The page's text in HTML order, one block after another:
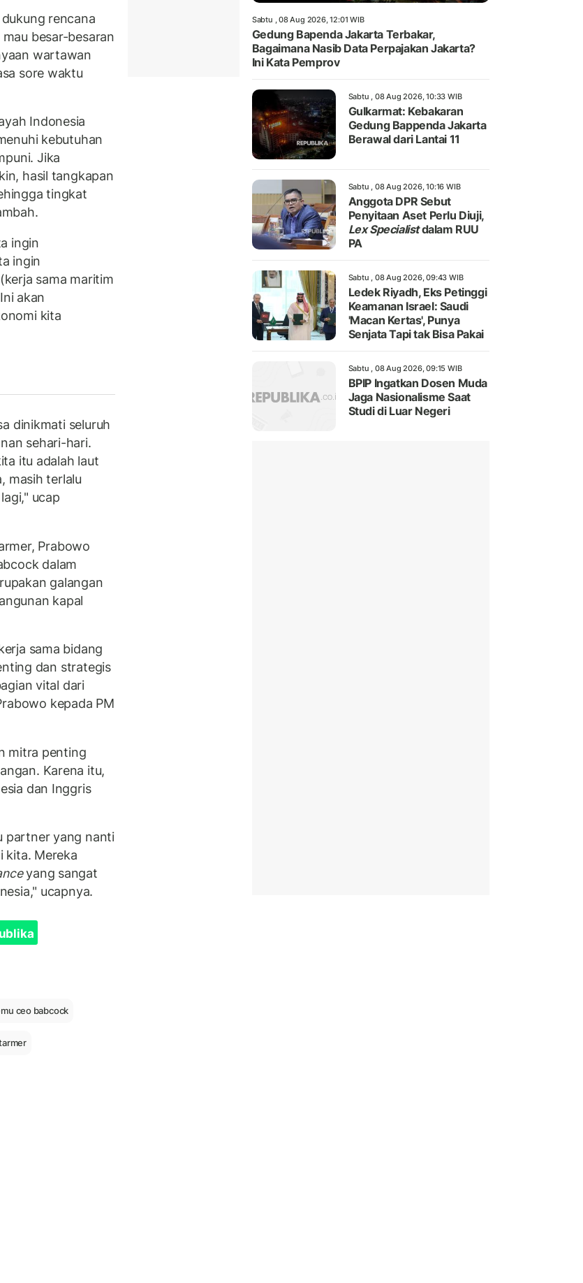
rencana
besar-besaran
wartawan
sore waktu
Indonesia
kebutuhan
Jika
hasil tangkapan
tingkat
ingin
ingin
sama maritim
akan
kita
dinikmati seluruh
sehari-hari.
itu adalah laut
masih terlalu
ucap
Prabowo
dalam
galangan
kapal
sama bidang
dan strategis
vital dari
kepada PM
mitra penting
Karena itu,
dan Inggris
partner yang nanti
kita. Mereka
yang sangat
ucapnya.
ceo babcock
Sabtu , 08 Aug 2026, 12:01 WIB
Gedung Bapenda Jakarta Terbakar,
Bagaimana Nasib Data Perpajakan Jakarta?
Ini Kata Pemprov
Sabtu , 08 Aug 2026, 10:33 WIB
Gulkarmat: Kebakaran
Gedung Bappenda Jakarta
Berawal dari Lantai 11
Sabtu , 08 Aug 2026, 10:16 WIB
Anggota DPR Sebut
Penyitaan Aset Perlu Diuji,
Lex Specialistdalam RUU
PA
Sabtu , 08 Aug 2026, 09:43 WIB
Ledek Riyadh, Eks Petinggi
Keamanan Israel: Saudi
'Macan Kertas', Punya
Senjata Tapi tak Bisa Pakai
Sabtu , 08 Aug 2026, 09:15 WIB
BPIP Ingatkan Dosen Muda
Jaga Nasionalisme Saat
Studi di Luar Negeri